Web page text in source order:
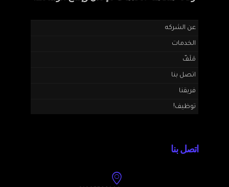
عن الشركه
الخدمات
مَلَفّ
اتصل بنا
فريقنا
توظيف!
اتصل بنا